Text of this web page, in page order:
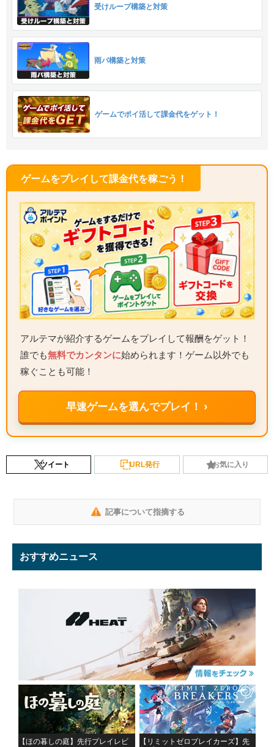
受けループ構築と対策
雨パ構築と対策
ゲームでポイ活して課金代をゲット！
ゲームをプレイして課金代を稼ごう！
アルテマが紹介するゲームをプレイして報酬をゲット！
誰でも無料でカンタンに始められます！ゲーム以外でも
稼ぐことも可能！
早速ゲームを選んでプレイ！ ›
ツイート URL発行 お気に入り
記事について指摘する
おすすめニュース
【ほの暮しの庭】先行プレイレビ
【リミットゼロブレイカーズ】先